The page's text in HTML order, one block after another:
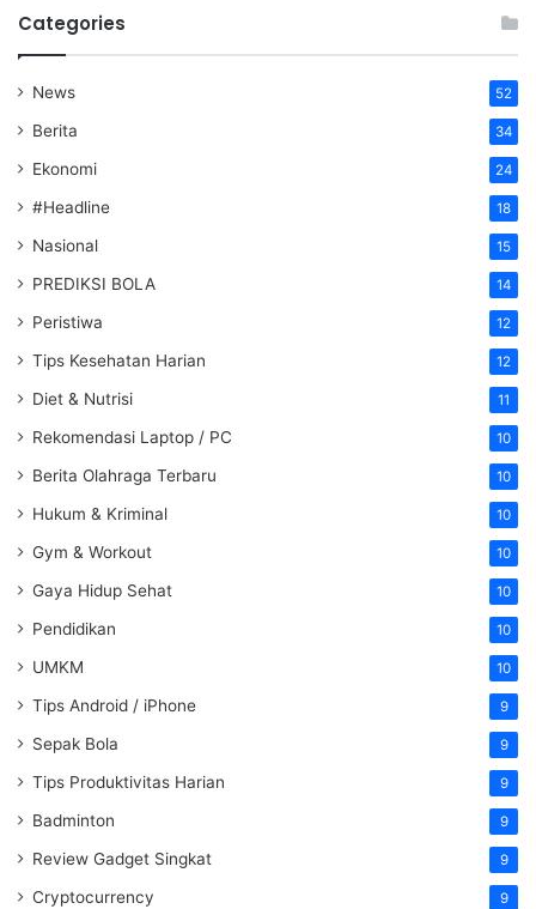
Categories
News 52
Berita 34
Ekonomi 24
#Headline 18
Nasional 15
PREDIKSI BOLA 14
Peristiwa 12
Tips Kesehatan Harian 12
Diet & Nutrisi 11
Rekomendasi Laptop / PC 10
Berita Olahraga Terbaru 10
Hukum & Kriminal 10
Gym & Workout 10
Gaya Hidup Sehat 10
Pendidikan 10
UMKM 10
Tips Android / iPhone 9
Sepak Bola 9
Tips Produktivitas Harian 9
Badminton 9
Review Gadget Singkat 9
Cryptocurrency 9